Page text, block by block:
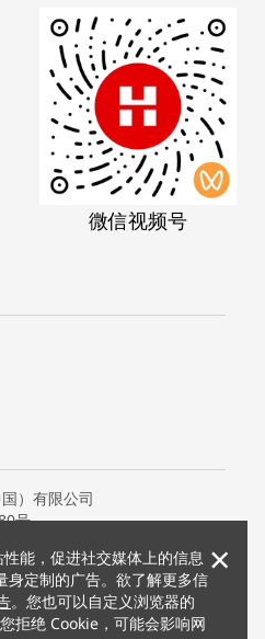
能，促进社交媒体上的信息
身定制的广告。欲了解更多信
。您也可以自定义浏览器的
拒绝 Cookie，可能会影响网
×
微信视频号
）有限公司
号